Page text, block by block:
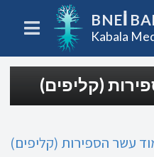
BNEI
Kabala
(קליפים)
עשר הספירות (קליפים)